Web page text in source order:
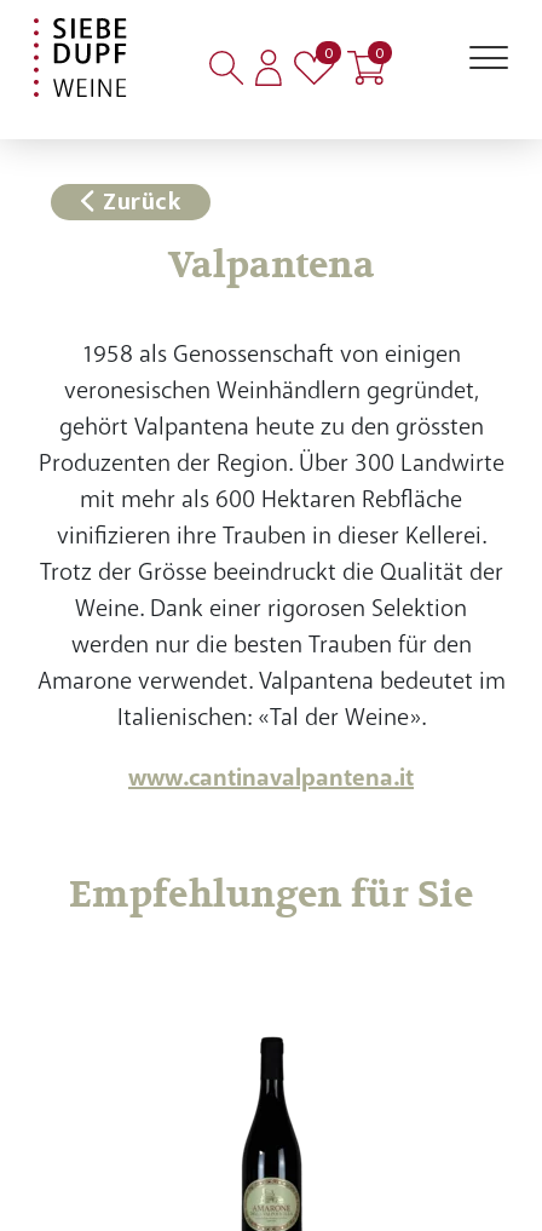
0Artikel auf der Merkliste
0Artikel im Warenkorb
Zurück
Valpantena
1958 als Genossenschaft von einigen
veronesischen Weinhändlern gegründet,
gehört Valpantena heute zu den grössten
Produzenten der Region. Über 300 Landwirte
mit mehr als 600 Hektaren Rebfläche
vinifizieren ihre Trauben in dieser Kellerei.
Trotz der Grösse beeindruckt die Qualität der
Weine. Dank einer rigorosen Selektion
werden nur die besten Trauben für den
Amarone verwendet. Valpantena bedeutet im
Italienischen: «Tal der Weine».
www.cantinavalpantena.it
Empfehlungen für Sie